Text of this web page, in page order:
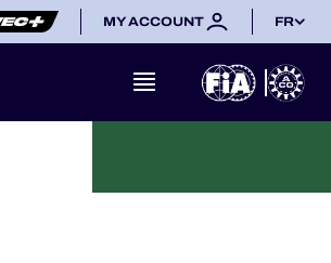
MY ACCOUNT FR